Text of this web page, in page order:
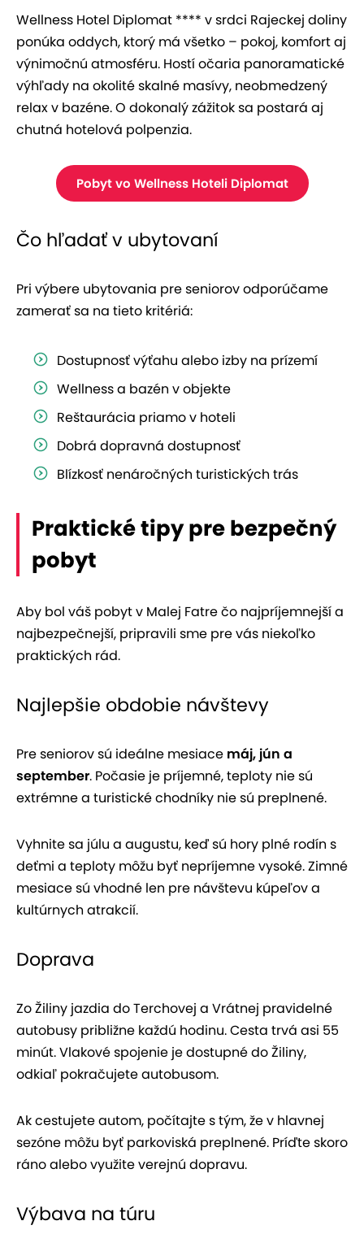
Wellness Hotel Diplomat **** v srdci Rajeckej doliny
ponúka oddych, ktorý má všetko – pokoj, komfort aj
výnimočnú atmosféru. Hostí očaria panoramatické
výhľady na okolité skalné masívy, neobmedzený
relax v bazéne. O dokonalý zážitok sa postará aj
chutná hotelová polpenzia.
Pobyt vo Wellness Hoteli Diplomat
Čo hľadať v ubytovaní
Pri výbere ubytovania pre seniorov odporúčame
zamerať sa na tieto kritériá:
Dostupnosť výťahu alebo izby na prízemí
Wellness a bazén v objekte
Reštaurácia priamo v hoteli
Dobrá dopravná dostupnosť
Blízkosť nenáročných turistických trás
Praktické tipy pre bezpečný
pobyt
Aby bol váš pobyt v Malej Fatre čo najpríjemnejší a
najbezpečnejší, pripravili sme pre vás niekoľko
praktických rád.
Najlepšie obdobie návštevy
Pre seniorov sú ideálne mesiace máj, jún a
september. Počasie je príjemné, teploty nie sú
extrémne a turistické chodníky nie sú preplnené.
Vyhnite sa júlu a augustu, keď sú hory plné rodín s
deťmi a teploty môžu byť nepríjemne vysoké. Zimné
mesiace sú vhodné len pre návštevu kúpeľov a
kultúrnych atrakcií.
Doprava
Zo Žiliny jazdia do Terchovej a Vrátnej pravidelné
autobusy približne každú hodinu. Cesta trvá asi 55
minút. Vlakové spojenie je dostupné do Žiliny,
odkiaľ pokračujete autobusom.
Ak cestujete autom, počítajte s tým, že v hlavnej
sezóne môžu byť parkoviská preplnené. Príďte skoro
ráno alebo využite verejnú dopravu.
Výbava na túru